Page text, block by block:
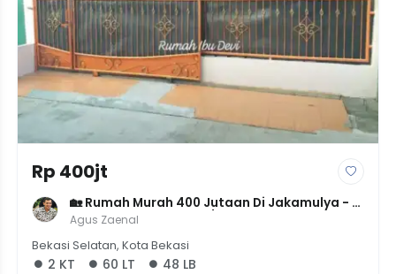
Rp 400jt
🏡 Rumah Murah 400 Jutaan Di Jakamulya -
LT 60m² LB 48m² - 2KT/1KM - SHM - Selangkah
Ke Grand Galaxy!
Agus Zaenal
Bekasi Selatan, Kota Bekasi
2 KT 60 LT 48 LB